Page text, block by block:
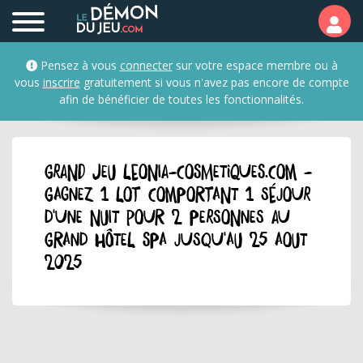
Pensez à vous connectersur votre espace membre ou à
vous inscrire gratuitement si vous n'avez pas encore de compte
afin de bénéficier de toutes les fonctionnalités.
GRAND JEU leonia-cosmetiques.com -
Gagnez 1 lot comportant 1 séjour
d'une nuit pour 2 personnes au
Grand Hôtel Spa jusqu'au 25 aout
2025